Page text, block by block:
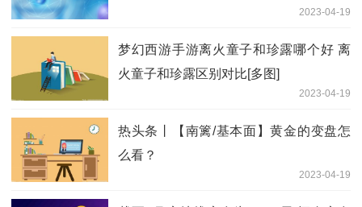
2023-04-19
梦幻西游手游离火童子和珍露哪个好 离
火童子和珍露区别对比[多图]
2023-04-19
热头条丨【南篱/基本面】黄金的变盘怎
么看？
2023-04-19